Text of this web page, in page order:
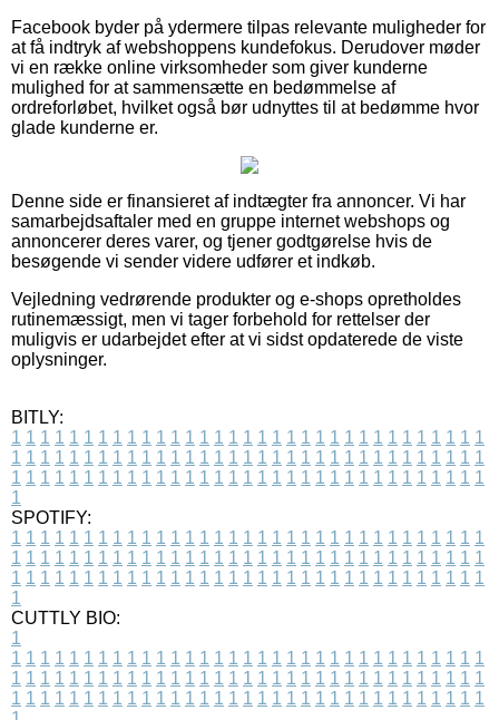
Facebook byder på ydermere tilpas relevante muligheder for
at få indtryk af webshoppens kundefokus. Derudover møder
vi en række online virksomheder som giver kunderne
mulighed for at sammensætte en bedømmelse af
ordreforløbet, hvilket også bør udnyttes til at bedømme hvor
glade kunderne er.
Denne side er finansieret af indtægter fra annoncer. Vi har
samarbejdsaftaler med en gruppe internet webshops og
annoncerer deres varer, og tjener godtgørelse hvis de
besøgende vi sender videre udfører et indkøb.
Vejledning vedrørende produkter og e-shops opretholdes
rutinemæssigt, men vi tager forbehold for rettelser der
muligvis er udarbejdet efter at vi sidst opdaterede de viste
oplysninger.
BITLY:
1 1 1 1 1 1 1 1 1 1 1 1 1 1 1 1 1 1 1 1 1 1 1 1 1 1 1 1 1 1 1 1 1
1 1 1 1 1 1 1 1 1 1 1 1 1 1 1 1 1 1 1 1 1 1 1 1 1 1 1 1 1 1 1 1 1
1 1 1 1 1 1 1 1 1 1 1 1 1 1 1 1 1 1 1 1 1 1 1 1 1 1 1 1 1 1 1 1 1
1
SPOTIFY:
1 1 1 1 1 1 1 1 1 1 1 1 1 1 1 1 1 1 1 1 1 1 1 1 1 1 1 1 1 1 1 1 1
1 1 1 1 1 1 1 1 1 1 1 1 1 1 1 1 1 1 1 1 1 1 1 1 1 1 1 1 1 1 1 1 1
1 1 1 1 1 1 1 1 1 1 1 1 1 1 1 1 1 1 1 1 1 1 1 1 1 1 1 1 1 1 1 1 1
1
CUTTLY BIO:
1
1 1 1 1 1 1 1 1 1 1 1 1 1 1 1 1 1 1 1 1 1 1 1 1 1 1 1 1 1 1 1 1 1
1 1 1 1 1 1 1 1 1 1 1 1 1 1 1 1 1 1 1 1 1 1 1 1 1 1 1 1 1 1 1 1 1
1 1 1 1 1 1 1 1 1 1 1 1 1 1 1 1 1 1 1 1 1 1 1 1 1 1 1 1 1 1 1 1 1